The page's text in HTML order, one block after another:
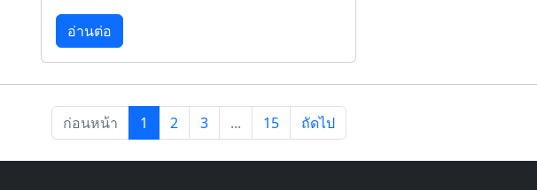
อ่านต่อ
ก่อนหน้า 1 2 3 ... 15 ถัดไป